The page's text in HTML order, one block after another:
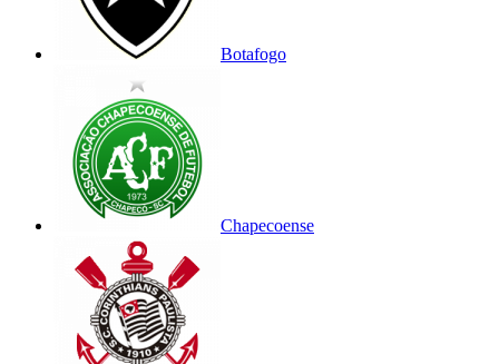
Botafogo
Chapecoense